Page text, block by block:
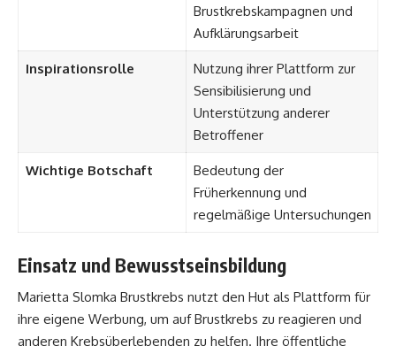
Brustkrebskampagnen und
Aufklärungsarbeit
Inspirationsrolle
Nutzung ihrer Plattform zur
Sensibilisierung und
Unterstützung anderer
Betroffener
Wichtige Botschaft
Bedeutung der
Früherkennung und
regelmäßige Untersuchungen
Einsatz und Bewusstseinsbildung
Marietta Slomka Brustkrebs nutzt den Hut als Plattform für
ihre eigene Werbung, um auf Brustkrebs zu reagieren und
anderen Krebsüberlebenden zu helfen. Ihre öffentliche